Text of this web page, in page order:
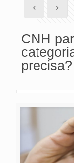
CNH
precisa?